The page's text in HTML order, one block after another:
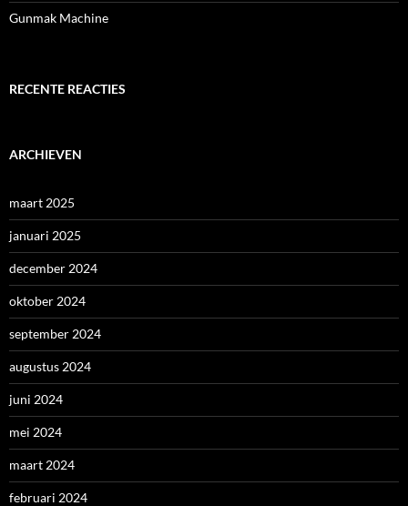
Gunmak Machine
RECENTE REACTIES
ARCHIEVEN
maart 2025
januari 2025
december 2024
oktober 2024
september 2024
augustus 2024
juni 2024
mei 2024
maart 2024
februari 2024